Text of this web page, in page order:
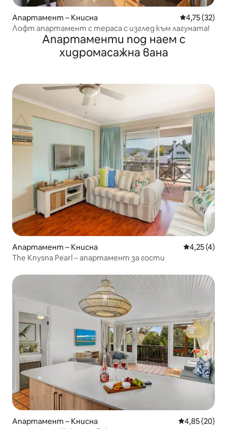
Апартамент – Книсна Средна
4,75 (32)
Лофт апартамент с тераса с изглед към лагуната!
Апартаменти под наем с
хидромасажна вана
Апартамент – Книсна Средна
4,25 (4)
The Knysna Pearl – апартамент за гости
Апартамент – Книсна Средна
4,85 (20)